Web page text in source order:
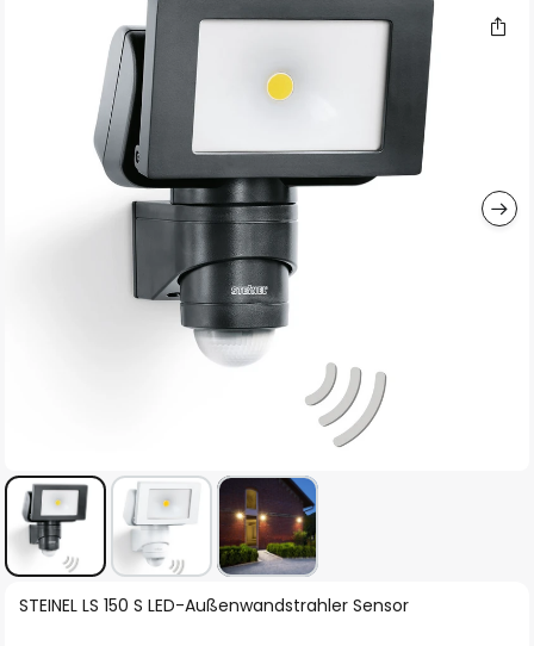
Zum
STEINEL LS 150 S LED-Außenwandstrahler Sensor